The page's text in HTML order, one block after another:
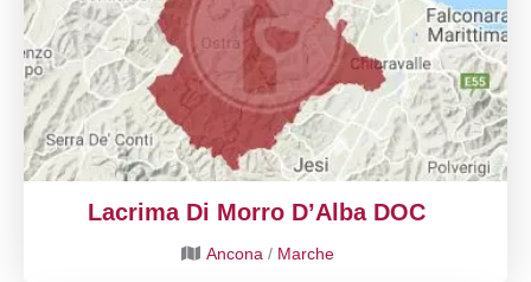
Lacrima Di Morro D’Alba DOC
Ancona / Marche